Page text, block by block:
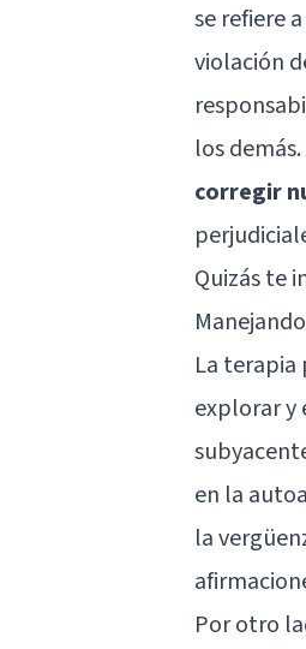
se refiere
violación
los demás.
corregir
Quizás te
La terapia
explorar y
en la
la
Por otro